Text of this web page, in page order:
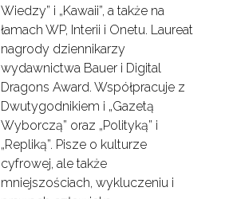
Wiedzy” i „Kawaii”, a także na
łamach WP, Interii i Onetu. Laureat
nagrody dziennikarzy
wydawnictwa Bauer i Digital
Dragons Award. Współpracuje z
Dwutygodnikiem i „Gazetą
Wyborczą” oraz „Polityką” i
„Repliką”. Pisze o kulturze
cyfrowej, ale także
mniejszościach, wykluczeniu i